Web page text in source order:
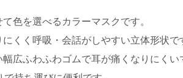
色を選べるカラーマスクです。
くく呼吸・会話がしやすい立体形状で
広ふわふわゴムで耳が痛くなりにくい